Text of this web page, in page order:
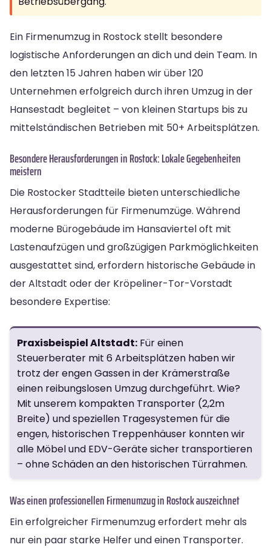
Ein Firmenumzug in Rostock stellt besondere
logistische Anforderungen an dich und dein Team. In
den letzten 15 Jahren haben wir über 120
Unternehmen erfolgreich durch ihren Umzug in der
Hansestadt begleitet – von kleinen Startups bis zu
mittelständischen Betrieben mit 50+ Arbeitsplätzen.
Besondere Herausforderungen in Rostock: Lokale Gegebenheiten
meistern
Die Rostocker Stadtteile bieten unterschiedliche
Herausforderungen für Firmenumzüge. Während
moderne Bürogebäude im Hansaviertel oft mit
Lastenaufzügen und großzügigen Parkmöglichkeiten
ausgestattet sind, erfordern historische Gebäude in
der Altstadt oder der Kröpeliner-Tor-Vorstadt
besondere Expertise:
Praxisbeispiel Altstadt: Für einen
Steuerberater mit 6 Arbeitsplätzen haben wir
trotz der engen Gassen in der Krämerstraße
einen reibungslosen Umzug durchgeführt. Wie?
Mit unserem kompakten Transporter (2,2m
Breite) und speziellen Tragesystemen für die
engen, historischen Treppenhäuser konnten wir
alle Möbel und EDV-Geräte sicher transportieren
– ohne Schäden an den historischen Türrahmen.
Was einen professionellen Firmenumzug in Rostock auszeichnet
Ein erfolgreicher Firmenumzug erfordert mehr als
nur ein paar starke Helfer und einen Transporter.